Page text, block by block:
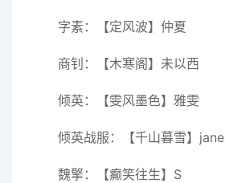
字素：【定风波】仲夏
商钊：【木寒阁】未以西
倾英：【雯风墨色】雅雯
倾英战服：【千山暮雪】jane
魏擎：【癫笑往生】S